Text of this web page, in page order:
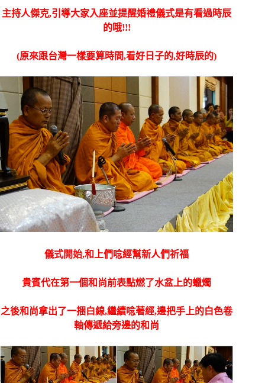
主持人傑克,引導大家入座並提醒婚禮儀式是有看過時辰
的哦!!!
(原來跟台灣一樣要算時間,看好日子的,好時辰的)
儀式開始,和上們唸經幫新人們祈福
貴賓代在第一個和尚前表點燃了水盆上的蠟燭
之後和尚拿出了一捆白線,繼續唸著經,邊把手上的白色卷
軸傳遞給旁邊的和尚